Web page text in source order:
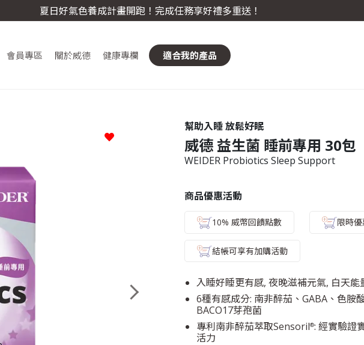
夏日好氣色養成計畫開跑！完成任務享好禮多重送！
會員專區 關於威德 健康專欄 適合我的產品
威德 益生菌 睡前專用 30包
幫助入睡 放鬆好眠
WEIDER Probiotics Sleep Support
商品優惠活動
10% 威幣回饋點數 限時
結帳可享有加購活動
入睡好睡更有感, 夜晚滋補元氣, 白天能
6種有感成分: 南非醉茄、GABA、色胺
BACO17芽孢菌
專利南非醉茄萃取Sensoril®: 經實驗證
活力